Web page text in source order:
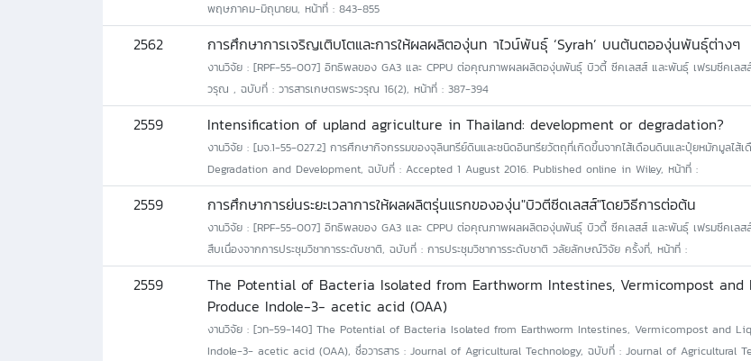
พฤษภาคม-มิถุนายน, หน้าที่ : 843-855
2562 การศึกษาการเจริญเติบโตและการให้ผลผลิตองุ่นท าไวน์พันธุ์ ‘Syrah’ บนต้นตอองุ่นพันธุ์ต่างๆ
งานวิจัย : [RPF-55-007] อิทธิพลของ GA3 และ CPPU ต่อคุณภาพผลผลิตองุ่นพันธุ์ บิวตี้ ซีคเลสส์ และพันธุ์ เฟรมซีคเลสส์,
วรุณ , ฉบับที่ : วารสารเกษตรพระวรุณ 16(2), หน้าที่ : 387-394
2559 Intensification of upland agriculture in Thailand: development or degradation?
งานวิจัย : [มจ.1-55-027.2] การศึกษากิจกรรมของจุลินทรีย์ดินและชนิดอินทรียวัตถุที่เกิดขึ้นจากไส้เดือนดินและปุ๋ยหมักมูลไส้
Degradation and Development, ฉบับที่ : Accepted 1 August 2016. Published online in Wiley, หน้าที่ :
2559 การศึกษาการย่นระยะเวลาการให้ผลผลิตรุ่นแรกขององุ่น"บิวตีซีดเลสส์"โดยวิธีการต่อต้น
งานวิจัย : [RPF-55-007] อิทธิพลของ GA3 และ CPPU ต่อคุณภาพผลผลิตองุ่นพันธุ์ บิวตี้ ซีคเลสส์ และพันธุ์ เฟรมซีคเลส
สืบเนื่องจากการประชุมวิชาการระดับชาติ, ฉบับที่ : การประชุมวิชาการระดับชาติ วลัยลักษณ์วิจัย ครั้งที่, หน้าที่ :
2559
The Potential of Bacteria Isolated from Earthworm Intestines, Vermicompost
Produce Indole-3- acetic acid (OAA)
งานวิจัย : [วท-59-140] The Potential of Bacteria Isolated from Earthworm Intestines, Vermicompost and
Indole-3- acetic acid (OAA), ชื่อวารสาร : Journal of Agricultural Technology, ฉบับที่ : Journal of Agricultural